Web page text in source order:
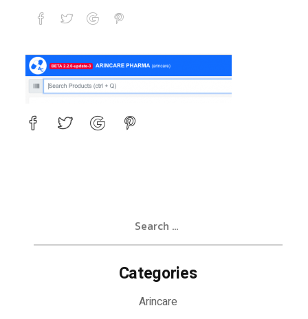
1
Categories
Arincare